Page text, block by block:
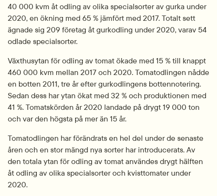
40 000 kvm åt odling av olika specialsorter av gurka under
2020, en ökning med 65 % jämfört med 2017. Totalt sett
ägnade sig 209 företag åt gurkodling under 2020, varav 54
odlade specialsorter.
Växthusytan för odling av tomat ökade med 15 % till knappt
460 000 kvm mellan 2017 och 2020. Tomatodlingen nådde
en botten 2011, tre år efter gurkodlingens bottennotering.
Sedan dess har ytan ökat med 32 % och produktionen med
41 %. Tomatskörden år 2020 landade på drygt 19 000 ton
och var den högsta på mer än 15 år.
Tomatodlingen har förändrats en hel del under de senaste
åren och en stor mängd nya sorter har introducerats. Av
den totala ytan för odling av tomat användes drygt hälften
åt odling av olika specialsorter och kvisttomater under
2020.